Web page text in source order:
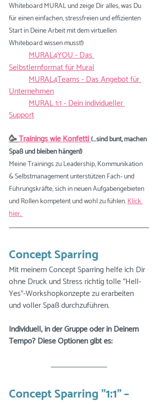
Whiteboard MURAL und zeige Dir alles, was Du
für einen einfachen, stressfreien und effizienten
Start in Deine Arbeit mit dem virtuellen
Whiteboard wissen musst!)
MURAL4YOU - Das
Selbstlernformat für Mural
MURAL4Teams - Das Angebot für
Unternehmen
MURAL 1:1 - Dein individueller
Support
🥳 Trainings wie Konfetti (…sind bunt, machen
Spaß und bleiben hängen!)
Meine Trainings zu Leadership, Kommunikation
& Selbstmanagement unterstützen Fach- und
Führungskräfte, sich in neuen Aufgabengebieten
und Rollen kompetent und wohl zu fühlen. Klick
hier.
Concept Sparring
Mit meinem Concept Sparring helfe ich Dir
ohne Druck und Stress richtig tolle "Hell-
Yes"-Workshopkonzepte zu erarbeiten
und voller Spaß durchzuführen.
Individuell, in der Gruppe oder in Deinem
Tempo? Diese Optionen gibt es:
Concept Sparring "1:1" –